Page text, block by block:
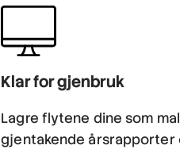
Klar for gjenbruk
Lagre flytene dine som
gjentakende årsrapporter